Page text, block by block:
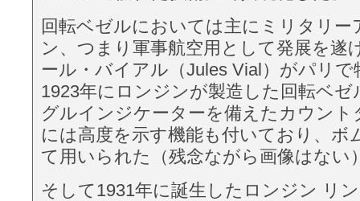
回転ベゼルにおいては主にミリタリー
ン、つまり軍事航空用として発展を遂
ール・バイアル（Jules Vial）がパリで
1923年にロンジンが製造した回転ベ
グルインジケーターを備えたカウント
には高度を示す機能も付いており、ボ
て用いられた（残念ながら画像はない
そして1931年に誕生したロンジン リ